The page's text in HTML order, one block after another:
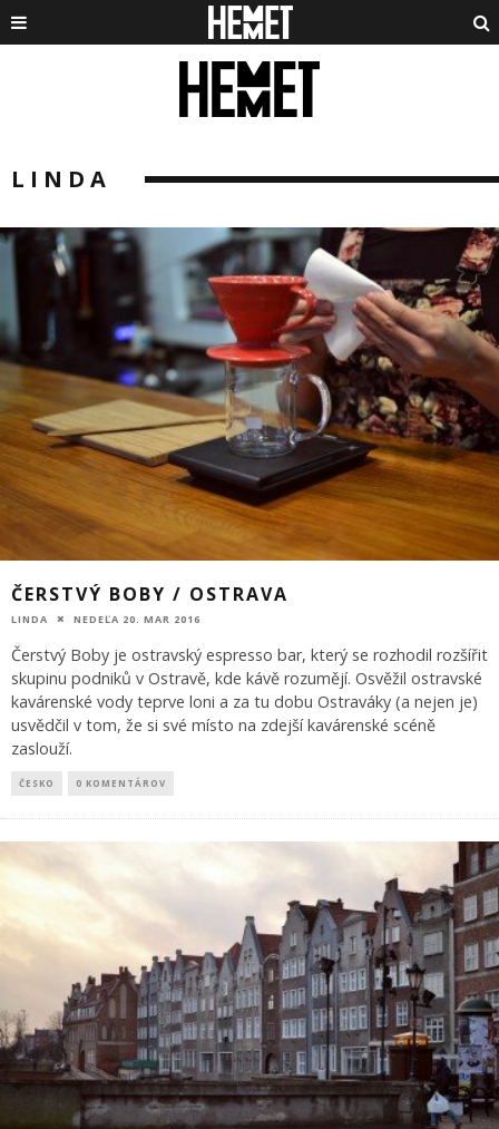
LINDA
ČERSTVÝ BOBY / OSTRAVA
LINDA NEDEĽA 20. MAR 2016
Čerstvý Boby je ostravský espresso bar, který se rozhodil rozšířit
skupinu podniků v Ostravě, kde kávě rozumějí. Osvěžil ostravské
kavárenské vody teprve loni a za tu dobu Ostraváky (a nejen je)
usvědčil v tom, že si své místo na zdejší kavárenské scéně
zaslouží.
ČESKO 0 KOMENTÁROV